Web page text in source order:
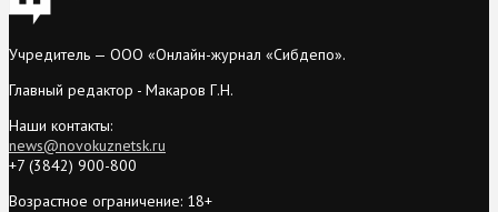
Учредитель — ООО «Онлайн-журнал «Сибдепо».
Главный редактор - Макаров Г.Н.
Наши контакты:
news@novokuznetsk.ru
+7 (3842) 900-800
Возрастное ограничение: 18+